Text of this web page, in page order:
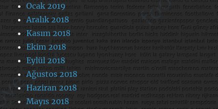
Ocak 2019
Aralık 2018
Kasım 2018
Ekim 2018
Eylül 2018
Ağustos 2018
Haziran 2018
Mayıs 2018